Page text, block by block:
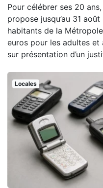
Pour célébrer ses 20
propose jusqu’au 31
habitants de la Métropole
euros pour les adultes et
sur présentation d’un
Locales